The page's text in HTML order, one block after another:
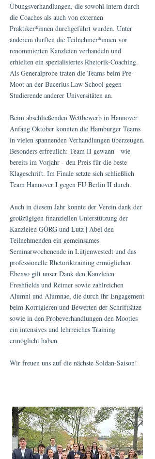
Übungsverhandlungen, die sowohl intern durch
die Coaches als auch von externen
Praktiker*innen durchgeführt wurden. Unter
anderem durften die Teilnehmer*innen vor
renommierten Kanzleien verhandeln und
erhielten ein spezialisiertes Rhetorik-Coaching.
Als Generalprobe traten die Teams beim Pre-
Moot an der Bucerius Law School gegen
Studierende anderer Universitäten an.
Beim abschließenden Wettbewerb in Hannover
Anfang Oktober konnten die Hamburger Teams
in vielen spannenden Verhandlungen überzeugen.
Besonders erfreulich: Team II gewann - wie
bereits im Vorjahr - den Preis für die beste
Klageschrift. Im Finale setzte sich schließlich
Team Hannover I gegen FU Berlin II durch.
Auch in diesem Jahr konnte der Verein dank der
großzügigen finanziellen Unterstützung der
Kanzleien GÖRG und Lutz | Abel den
Teilnehmenden ein gemeinsames
Seminarwochenende in Lütjenwestedt und das
professionelle Rhetoriktraining ermöglichen.
Ebenso gilt unser Dank den Kanzleien
Freshfields und Reimer sowie zahlreichen
Alumni und Alumnae, die durch ihr Engagement
beim Korrigieren und Bewerten der Schriftsätze
sowie in den Probeverhandlungen den Mooties
ein intensives und lehrreiches Training
ermöglicht haben.
Wir freuen uns auf die nächste Soldan-Saison!